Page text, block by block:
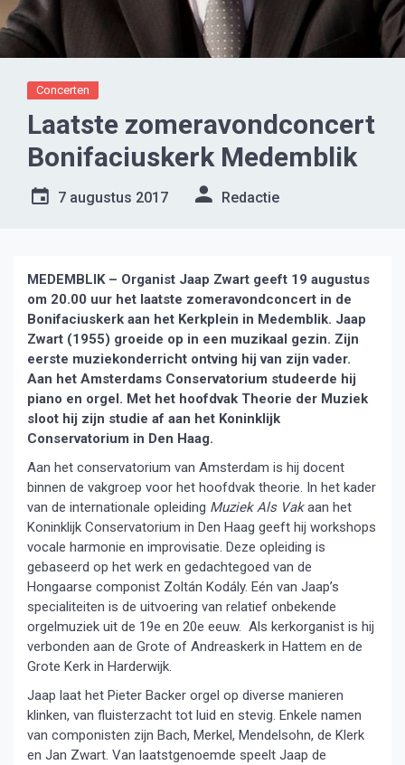
Concerten
Laatste zomeravondconcert
Bonifaciuskerk Medemblik
7 augustus 2017 Redactie
MEDEMBLIK – Organist Jaap Zwart geeft 19 augustus
om 20.00 uur het laatste zomeravondconcert in de
Bonifaciuskerk aan het Kerkplein in Medemblik. Jaap
Zwart (1955) groeide op in een muzikaal gezin. Zijn
eerste muziekonderricht ontving hij van zijn vader.
Aan het Amsterdams Conservatorium studeerde hij
piano en orgel. Met het hoofdvak Theorie der Muziek
sloot hij zijn studie af aan het Koninklijk
Conservatorium in Den Haag.
Aan het conservatorium van Amsterdam is hij docent
binnen de vakgroep voor het hoofdvak theorie. In het kader
van de internationale opleiding Muziek Als Vakaan het
Koninklijk Conservatorium in Den Haag geeft hij workshops
vocale harmonie en improvisatie. Deze opleiding is
gebaseerd op het werk en gedachtegoed van de
Hongaarse componist Zoltán Kodály. Eén van Jaap’s
specialiteiten is de uitvoering van relatief onbekende
orgelmuziek uit de 19e en 20e eeuw. Als kerkorganist is hij
verbonden aan de Grote of Andreaskerk in Hattem en de
Grote Kerk in Harderwijk.
Jaap laat het Pieter Backer orgel op diverse manieren
klinken, van fluisterzacht tot luid en stevig. Enkele namen
van componisten zijn Bach, Merkel, Mendelsohn, de Klerk
en Jan Zwart. Van laatstgenoemde speelt Jaap de